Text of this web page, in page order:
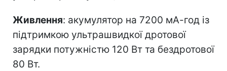
Живлення: акумулятор на 7200 мА-год із
підтримкою ультрашвидкої дротової
зарядки потужністю 120 Вт та бездротової
80 Вт.